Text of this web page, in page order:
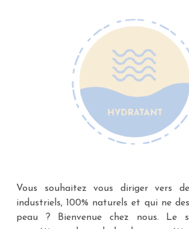
Vous souhaitez vous diriger vers
industriels, 100% naturels et qui ne
peau ? Bienvenue chez nous. Le